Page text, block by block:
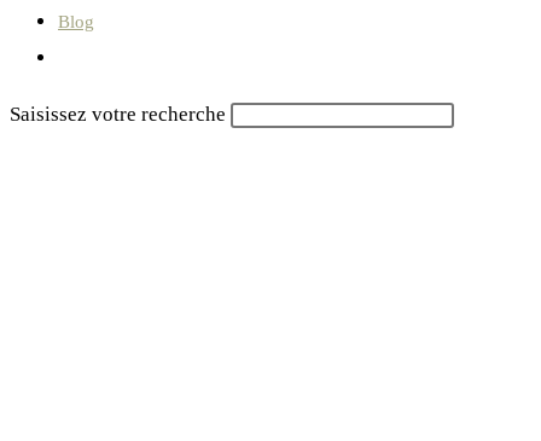
Blog
search
Saisissez votre recherche